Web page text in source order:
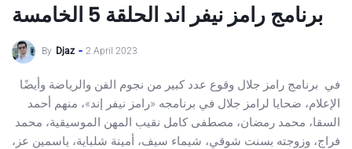
برنامج رامز نيفر اند الحلقة 5 الخامسة
By Djaz 2 April 2023
الإعلام، ضحايا لرامز جلال في برنامجه «رامز نيفر إند»، منهم أحمد
السقا، محمد رمضان، مصطفى كامل نقيب المهن الموسيقية، محمد
فراج، وزوجته بسنت شوقي، شيماء سيف، أمينة شلباية، ياسمين عز،